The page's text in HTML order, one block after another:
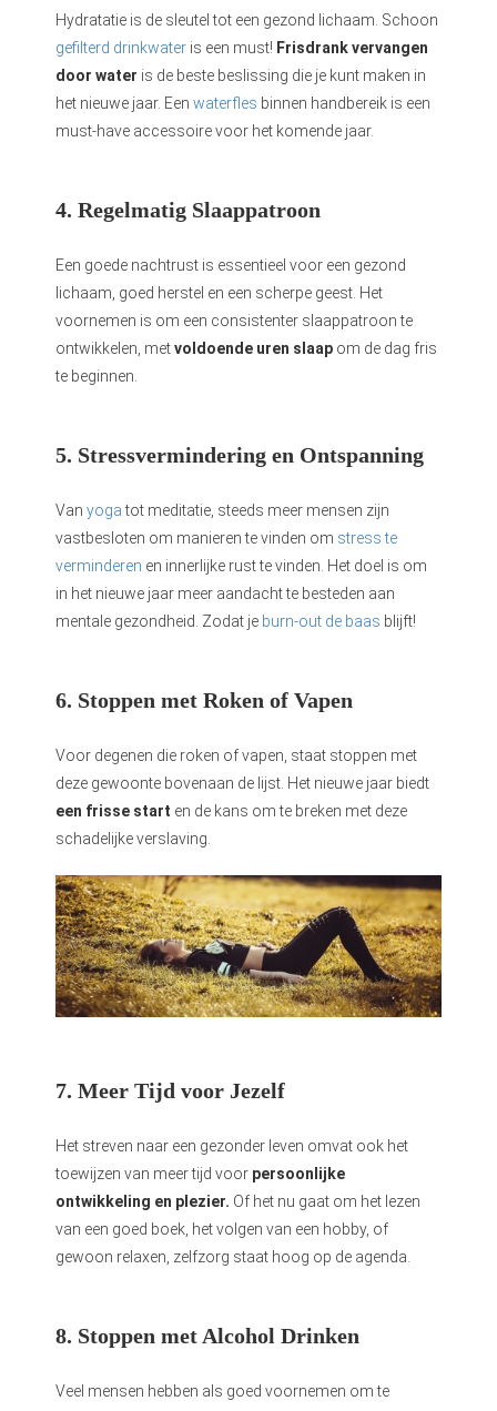
Hydratatie is de sleutel tot een gezond lichaam. Schoon
gefilterd drinkwater is een must! Frisdrank vervangen
door water is de beste beslissing die je kunt maken in
het nieuwe jaar. Een waterfles binnen handbereik is een
must-have accessoire voor het komende jaar.
4. Regelmatig Slaappatroon
Een goede nachtrust is essentieel voor een gezond
lichaam, goed herstel en een scherpe geest. Het
voornemen is om een consistenter slaappatroon te
ontwikkelen, metvoldoende uren slaap om de dag fris
te beginnen.
5. Stressvermindering en Ontspanning
Van yogatot meditatie, steeds meer mensen zijn
vastbesloten om manieren te vinden om stress te
verminderen en innerlijke rust te vinden. Het doel is om
in het nieuwe jaar meer aandacht te besteden aan
mentale gezondheid. Zodat je burn-out de baas blijft!
6. Stoppen met Roken of Vapen
Voor degenen die roken of vapen, staat stoppen met
deze gewoonte bovenaan de lijst. Het nieuwe jaar biedt
een frisse start en de kans om te breken met deze
schadelijke verslaving.
7. Meer Tijd voor Jezelf
Het streven naar een gezonder leven omvat ook het
toewijzen van meer tijd voor persoonlijke
ontwikkeling en plezier. Of het nu gaat om het lezen
van een goed boek, het volgen van een hobby, of
gewoon relaxen, zelfzorg staat hoog op de agenda.
8. Stoppen met Alcohol Drinken
Veel mensen hebben als goed voornemen om te